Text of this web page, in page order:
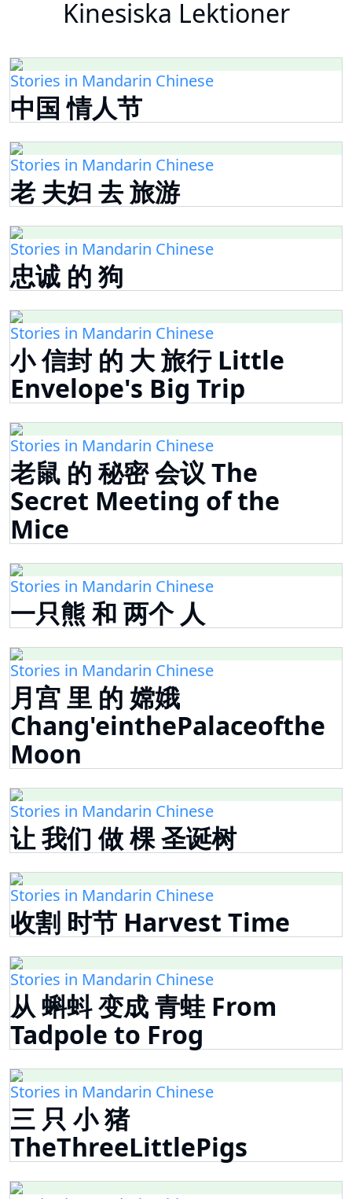
Kinesiska Lektioner
Stories in Mandarin Chinese
中国 情人节
Stories in Mandarin Chinese
老 夫妇 去 旅游
Stories in Mandarin Chinese
忠诚 的 狗
Stories in Mandarin Chinese
小 信封 的 大 旅行 Little
Envelope's Big Trip
Stories in Mandarin Chinese
老鼠 的 秘密 会议 The
Secret Meeting of the
Mice
Stories in Mandarin Chinese
一只熊 和 两个 人
Stories in Mandarin Chinese
月宫 里 的 嫦娥
Chang'einthePalaceofthe
Moon
Stories in Mandarin Chinese
让 我们 做 棵 圣诞树
Stories in Mandarin Chinese
收割 时节 Harvest Time
Stories in Mandarin Chinese
从 蝌蚪 变成 青蛙 From
Tadpole to Frog
Stories in Mandarin Chinese
三 只 小 猪
TheThreeLittlePigs